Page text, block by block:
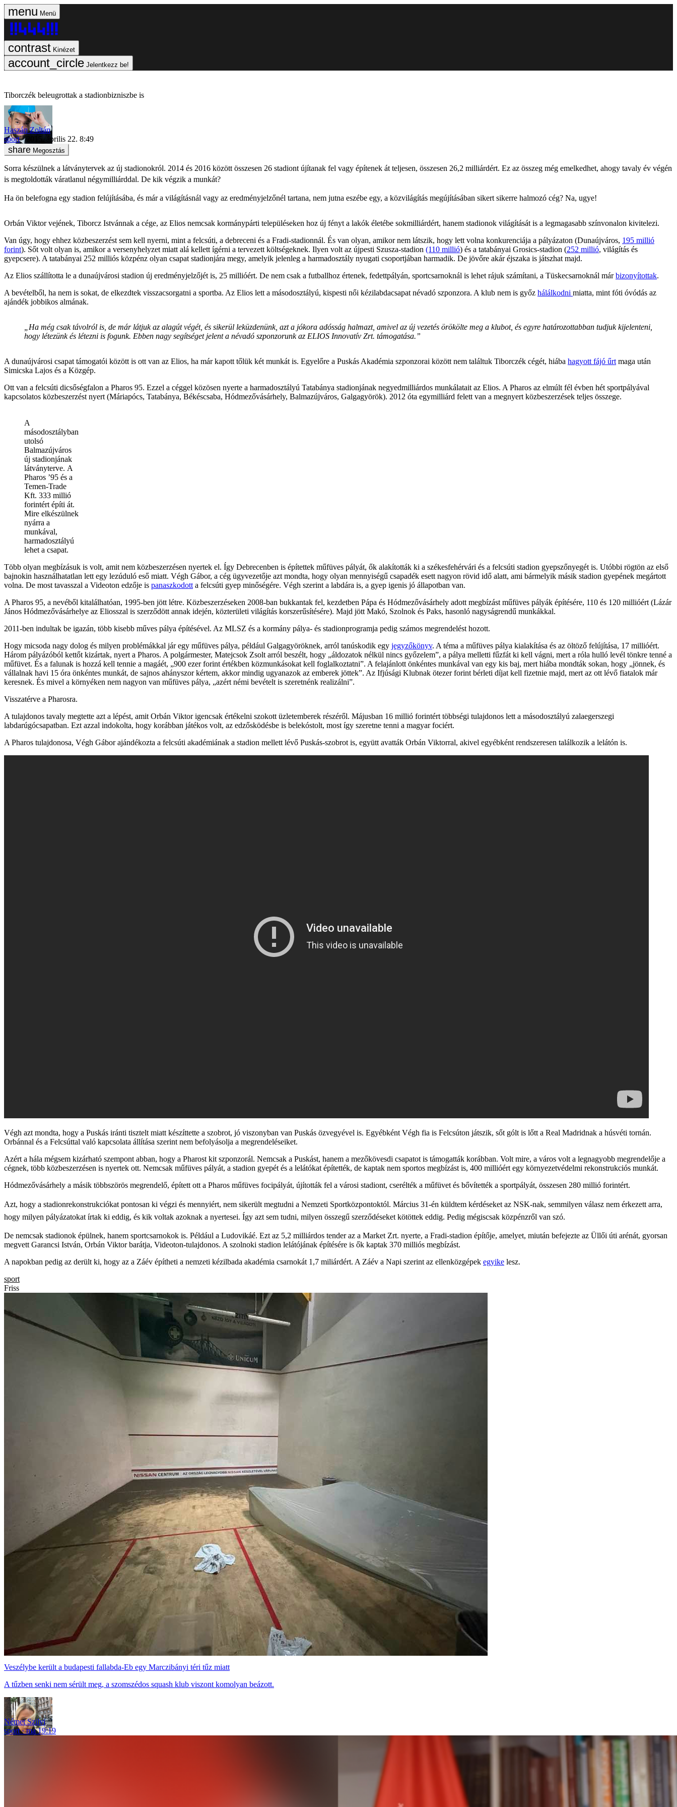
Menü
Kinézet
Jelentkezz be!
Tiborczék beleugrottak a stadionbizniszbe is
Haszán Zoltán
sport
2015. április 22. 8:49
Megosztás
Sorra készülnek a látványtervek az új stadionokról. 2014 és 2016 között összesen 26 stadiont újítanak fel vagy építenek át teljesen, összesen 26,2 milliárdért. Ez az összeg még emelkedhet, ahogy tavaly év végén
is megtoldották váratlanul négymilliárddal. De kik végzik a munkát?
Ha ön belefogna egy stadion felújításába, és már a világításnál vagy az eredményjelzőnél tartana, nem jutna eszébe egy, a közvilágítás megújításában sikert sikerre halmozó cég? Na, ugye!
Orbán Viktor vejének, Tiborcz Istvánnak a cége, az Elios nemcsak kormánypárti településeken hoz új fényt a lakók életébe sokmilliárdért, hanem stadionok világítását is a legmagasabb színvonalon kivitelezi.
Van úgy, hogy ehhez közbeszerzést sem kell nyerni, mint a felcsúti, a debreceni és a Fradi-stadionnál. És van olyan, amikor nem látszik, hogy lett volna konkurenciája a pályázaton (Dunaújváros, 195 millió
forint). Sőt volt olyan is, amikor a versenyhelyzet miatt alá kellett ígérni a tervezett költségeknek. Ilyen volt az újpesti Szusza-stadion (110 millió) és a tatabányai Grosics-stadion (252 millió, világítás és
gyepcsere). A tatabányai 252 milliós közpénz olyan csapat stadionjára megy, amelyik jelenleg a harmadosztály nyugati csoportjában harmadik. De jövőre akár éjszaka is játszhat majd.
Az Elios szállította le a dunaújvárosi stadion új eredményjelzőjét is, 25 millióért. De nem csak a futballhoz értenek, fedettpályán, sportcsarnoknál is lehet rájuk számítani, a Tüskecsarnoknál márbizonyítottak.
A bevételből, ha nem is sokat, de elkezdtek visszacsorgatni a sportba. Az Elios lett a másodosztályú, kispesti női kézilabdacsapat névadó szponzora. A klub nem is győz hálálkodni miatta, mint fóti óvódás az
ajándék jobbikos almának.
„Ha még csak távolról is, de már látjuk az alagút végét, és sikerül leküzdenünk, azt a jókora adósság halmazt, amivel az új vezetés örökölte meg a klubot, és egyre határozottabban tudjuk kijelenteni,
hogy létezünk és létezni is fogunk. Ebben nagy segítséget jelent a névadó szponzorunk az ELIOS Innovatív Zrt. támogatása.”
A dunaújvárosi csapat támogatói között is ott van az Elios, ha már kapott tőlük két munkát is. Egyelőre a Puskás Akadémia szponzorai között nem találtuk Tiborczék cégét, hiába hagyott fájó űrt maga után
Simicska Lajos és a Közgép.
Ott van a felcsúti dicsőségfalon a Pharos 95. Ezzel a céggel közösen nyerte a harmadosztályú Tatabánya stadionjának negyedmilliárdos munkálatait az Elios. A Pharos az elmúlt fél évben hét sportpályával
kapcsolatos közbeszerzést nyert (Máriapócs, Tatabánya, Békéscsaba, Hódmezővásárhely, Balmazújváros, Galgagyörök). 2012 óta egymilliárd felett van a megnyert közbeszerzések teljes összege.
A
másodosztályban
utolsó
Balmazújváros
új stadionjának
látványterve. A
Pharos ’95 és a
Temen-Trade
Kft. 333 millió
forintért építi át.
Mire elkészülnek
nyárra a
munkával,
harmadosztályú
lehet a csapat.
Több olyan megbízásuk is volt, amit nem közbeszerzésen nyertek el. Így Debrecenben is építettek műfüves pályát, ők alakították ki a székesfehérvári és a felcsúti stadion gyepszőnyegét is. Utóbbi rögtön az első
bajnokin használhatatlan lett egy lezúduló eső miatt. Végh Gábor, a cég ügyvezetője azt mondta, hogy olyan mennyiségű csapadék esett nagyon rövid idő alatt, ami bármelyik másik stadion gyepének megártott
volna. De most tavasszal a Videoton edzője is panaszkodott a felcsúti gyep minőségére. Végh szerint a labdára is, a gyep igenis jó állapotban van.
A Pharos 95, a nevéből kitalálhatóan, 1995-ben jött létre. Közbeszerzéseken 2008-ban bukkantak fel, kezdetben Pápa és Hódmezővásárhely adott megbízást műfüves pályák építésére, 110 és 120 millióért (Lázár
János Hódmezővásárhelye az Eliosszal is szerződött annak idején, közterületi világítás korszerűsítésére). Majd jött Makó, Szolnok és Paks, hasonló nagyságrendű munkákkal.
2011-ben indultak be igazán, több kisebb műves pálya építésével. Az MLSZ és a kormány pálya- és stadionprogramja pedig számos megrendelést hozott.
Hogy micsoda nagy dolog és milyen problémákkal jár egy műfüves pálya, például Galgagyöröknek, arról tanúskodik egy jegyzőkönyv. A téma a műfüves pálya kialakítása és az öltöző felújítása, 17 millióért.
Három pályázóból kettőt kizártak, nyert a Pharos. A polgármester, Matejcsok Zsolt arról beszélt, hogy „áldozatok nélkül nincs győzelem”, a pálya melletti fűzfát ki kell vágni, mert a róla hulló levél tönkre tenné a
műfüvet. És a falunak is hozzá kell tennie a magáét, „900 ezer forint értékben közmunkásokat kell foglalkoztatni”. A felajánlott önkéntes munkával van egy kis baj, mert hiába mondták sokan, hogy „jönnek, és
vállalnak havi 15 óra önkéntes munkát, de sajnos ahányszor kértem, akkor mindig ugyanazok az emberek jöttek”. Az Ifjúsági Klubnak ötezer forint bérleti díjat kell fizetnie majd, mert az ott lévő fiatalok már
keresnek. És mivel a környéken nem nagyon van műfüves pálya, „azért némi bevételt is szeretnénk realizálni”.
Visszatérve a Pharosra.
A tulajdonos tavaly megtette azt a lépést, amit Orbán Viktor igencsak értékelni szokott üzletemberek részéről. Májusban 16 millió forintért többségi tulajdonos lett a másodosztályú zalaegerszegi
labdarúgócsapatban. Ezt azzal indokolta, hogy korábban játékos volt, az edzősködésbe is belekóstolt, most így szeretne tenni a magyar fociért.
A Pharos tulajdonosa, Végh Gábor ajándékozta a felcsúti akadémiának a stadion mellett lévő Puskás-szobrot is, együtt avatták Orbán Viktorral, akivel egyébként rendszeresen találkozik a lelátón is.
Végh azt mondta, hogy a Puskás iránti tisztelt miatt készíttette a szobrot, jó viszonyban van Puskás özvegyével is. Egyébként Végh fia is Felcsúton játszik, sőt gólt is lőtt a Real Madridnak a húsvéti tornán.
Orbánnal és a Felcsúttal való kapcsolata állítása szerint nem befolyásolja a megrendeléseiket.
Azért a hála mégsem kizárható szempont abban, hogy a Pharost kit szponzorál. Nemcsak a Puskást, hanem a mezőkövesdi csapatot is támogatták korábban. Volt mire, a város volt a legnagyobb megrendelője a
cégnek, több közbeszerzésen is nyertek ott. Nemcsak műfüves pályát, a stadion gyepét és a lelátókat építették, de kaptak nem sportos megbízást is, 400 millióért egy környezetvédelmi rekonstrukciós munkát.
Hódmezővásárhely a másik többszörös megrendelő, épített ott a Pharos műfüves focipályát, újították fel a városi stadiont, cserélték a műfüvet és bővítették a sportpályát, összesen 280 millió forintért.
Azt, hogy a stadionrekonstrukciókat pontosan ki végzi és mennyiért, nem sikerült megtudni a Nemzeti Sportközpontoktól. Március 31-én küldtem kérdéseket az NSK-nak, semmilyen válasz nem érkezett arra,
hogy milyen pályázatokat írtak ki eddig, és kik voltak azoknak a nyertesei. Így azt sem tudni, milyen összegű szerződéseket kötöttek eddig. Pedig mégiscsak közpénzről van szó.
De nemcsak stadionok épülnek, hanem sportcsarnokok is. Például a Ludovikáé. Ezt az 5,2 milliárdos tender az a Market Zrt. nyerte, a Fradi-stadion építője, amelyet, miután befejezte az Üllői úti arénát, gyorsan
megvett Garancsi István, Orbán Viktor barátja, Videoton-tulajdonos. A szolnoki stadion lelátójának építésére is ők kaptak 370 milliós megbízást.
A napokban pedig az derült ki, hogy az a Záév építheti a nemzeti kézilbada akadémia csarnokát 1,7 miliárdért. A Záév a Napi szerint az ellenközgépek egyike lesz.
sport
Friss
Veszélybe került a budapesti fallabda-Eb egy Marczibányi téri tűz miatt
A tűzben senki nem sérült meg, a szomszédos squash klub viszont komolyan beázott.
Német Szilvi
sport
ma 19:19